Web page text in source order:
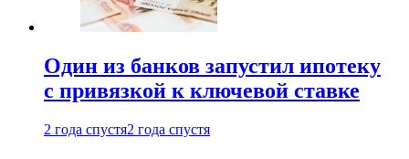
Один из банков запустил ипотеку
с привязкой к ключевой ставке
2 года спустя2 года спустя